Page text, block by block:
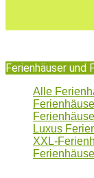
Ferienhäuser und
Alle
Luxus
XXL-